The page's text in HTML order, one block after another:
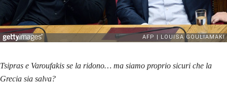
Tsipras e Varoufakis se la ridono… ma siamo proprio sicuri che la
Grecia sia salva?